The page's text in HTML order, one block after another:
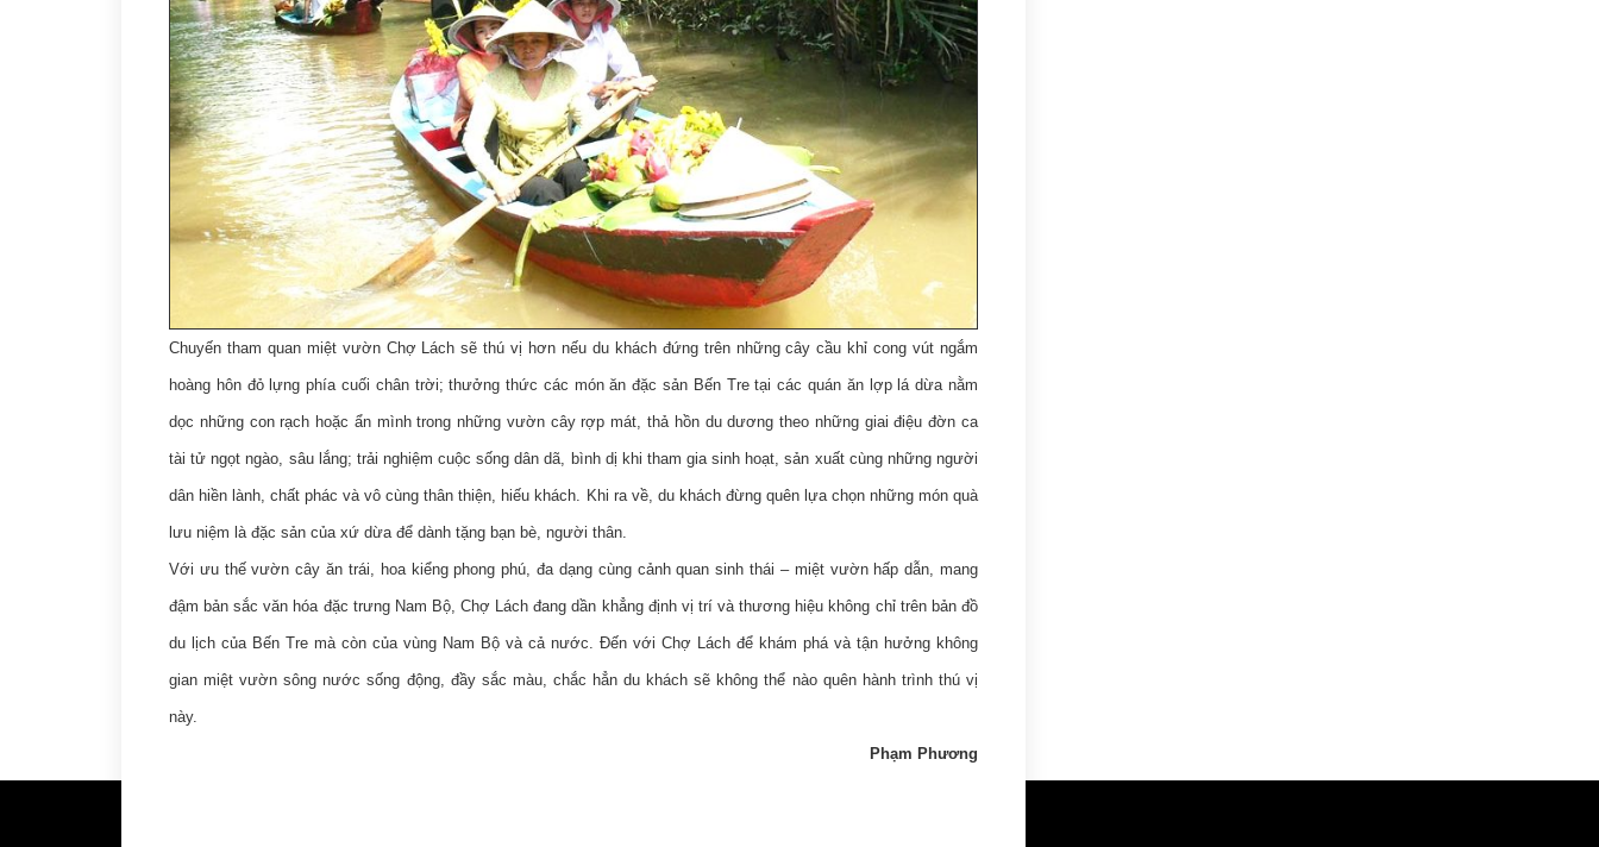
Chuyến tham quan miệt vườn Chợ Lách sẽ thú vị hơn nếu du khách đứng trên những cây cầu khỉ cong vút ngắm
hoàng hôn đỏ lựng phía cuối chân trời; thưởng thức các món ăn đặc sản Bến Tre tại các quán ăn lợp lá dừa nằm
dọc những con rạch hoặc ẩn mình trong những vườn cây rợp mát, thả hồn du dương theo những giai điệu đờn ca
tài tử ngọt ngào, sâu lắng; trải nghiệm cuộc sống dân dã, bình dị khi tham gia sinh hoạt, sản xuất cùng những người
dân hiền lành, chất phác và vô cùng thân thiện, hiếu khách. Khi ra về, du khách đừng quên lựa chọn những món quà
lưu niệm là đặc sản của xứ dừa để dành tặng bạn bè, người thân.
Với ưu thế vườn cây ăn trái, hoa kiểng phong phú, đa dạng cùng cảnh quan sinh thái – miệt vườn hấp dẫn, mang
đậm bản sắc văn hóa đặc trưng Nam Bộ, Chợ Lách đang dần khẳng định vị trí và thương hiệu không chỉ trên bản đồ
du lịch của Bến Tre mà còn của vùng Nam Bộ và cả nước. Đến với Chợ Lách để khám phá và tận hưởng không
gian miệt vườn sông nước sống động, đầy sắc màu, chắc hẳn du khách sẽ không thể nào quên hành trình thú vị
này.
Phạm Phương